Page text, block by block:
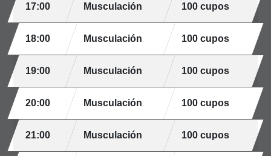
17:00 Musculación 100 cupos
18:00 Musculación 100 cupos
19:00 Musculación 100 cupos
20:00 Musculación 100 cupos
21:00 Musculación 100 cupos